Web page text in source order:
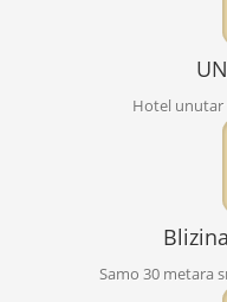
Hotel unutar
Samo 30 metara